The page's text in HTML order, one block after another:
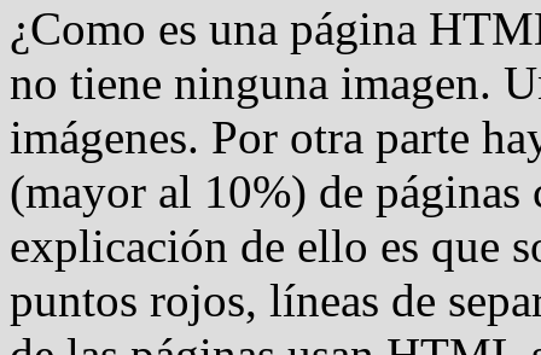
¿Como es una página
no tiene ninguna imagen.
imágenes. Por otra parte
(mayor al 10%) de páginas
explicación de ello es que
puntos rojos, líneas de